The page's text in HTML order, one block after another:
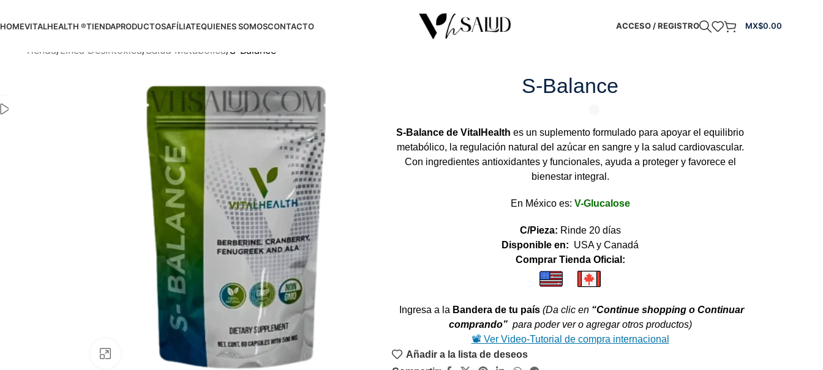
HOMEVITALHEALTH ®TIENDAPRODUCTOSAFÍLIATEQUIENES SOMOSCONTACTO ACCESO / REGISTRO MX$0.00
Tienda Línea Desintoxica Salud Metabólica S-Balance
Clic para ampliar
S-Balance
S-Balance de VitalHealth es un suplemento formulado para apoyar el equilibrio
metabólico, la regulación natural del azúcar en sangre y la salud cardiovascular.
Con ingredientes antioxidantes y funcionales, ayuda a proteger y favorece el
bienestar integral.
En México es: V-Glucalose
C/Pieza: Rinde 20 días
Disponible en: USA y Canadá
Comprar Tienda Oficial:
Ingresa a la Bandera de tu país (Da clic en “Continue shopping o Continuar
comprando”para poder ver o agregar otros productos)
📽️ Ver Video-Tutorial de compra internacional
Añadir a la lista de deseos